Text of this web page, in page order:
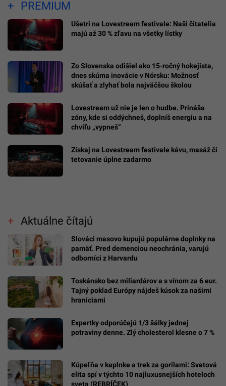
PREMIUM
Ušetri na Lovestream festivale: Naši čitatelia
majú až 30 % zľavu na všetky lístky
Zo Slovenska odišiel ako 15-ročný hokejista,
dnes skúma inovácie v Nórsku: Možnosť
skúšať a zlyhať bola najväčšou školou
Lovestream už nie je len o hudbe. Prináša
zóny, kde si oddýchneš, doplníš energiu a na
chvíľu „vypneš“
Získaj na Lovestream festivale kávu, masáž či
tetovanie úplne zadarmo
Aktuálne čítajú
Slováci masovo kupujú populárne doplnky na
pamäť. Pred demenciou neochránia, varujú
odborníci z Harvardu
Toskánsko bez miliardárov a s vínom za 6 eur.
Tajný poklad Európy nájdeš kúsok za našimi
hraniciami
Expertky odporúčajú 1/3 šálky jednej
potraviny denne. Zlý cholesterol klesne o 7 %
Kúpeľňa v kaplnke a trek za gorilami: Svetová
elita spí v týchto 10 najluxusnejších hoteloch
sveta (REBRÍČEK)